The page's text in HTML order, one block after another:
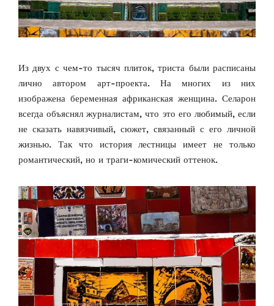
Из двух с чем-то тысяч плиток, триста были расписаны
лично автором арт-проекта. На многих из них
изображена беременная африканская женщина. Селарон
всегда объяснял журналистам, что это его любимый, если
не сказать навязчивый, сюжет, связанный с его личной
жизнью. Так что история лестницы имеет не только
романтический, но и траги-комический оттенок.